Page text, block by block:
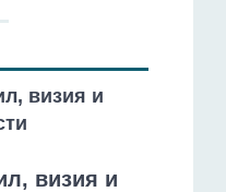
визия и
визия и